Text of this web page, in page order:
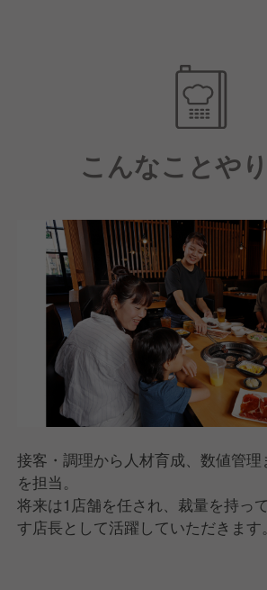
品質・価格・サービスのバランス
こんなことや
接客・調理から人材育成、数値管
を担当。
将来は1店舗を任され、裁量を持っ
す店長として活躍していただきます
ホール・キッチン業務（接客・調